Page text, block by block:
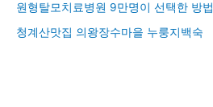
원형탈모치료병원 9만명이 선택한 방법
청계산맛집 의왕장수마을 누룽지백숙